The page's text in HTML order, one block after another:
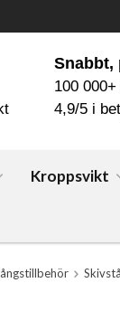
Snabbt,
100
4,9/5 i
Kroppsvikt